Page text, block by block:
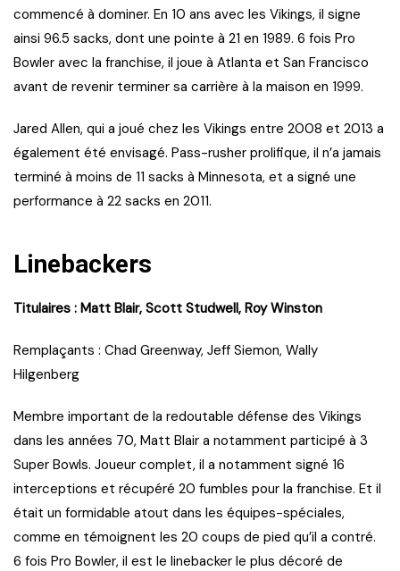
commencé à dominer. En 10 ans avec les Vikings, il signe
ainsi 96.5 sacks, dont une pointe à 21 en 1989. 6 fois Pro
Bowler avec la franchise, il joue à Atlanta et San Francisco
avant de revenir terminer sa carrière à la maison en 1999.
Jared Allen, qui a joué chez les Vikings entre 2008 et 2013 a
également été envisagé. Pass-rusher prolifique, il n’a jamais
terminé à moins de 11 sacks à Minnesota, et a signé une
performance à 22 sacks en 2011.
Linebackers
Titulaires : Matt Blair, Scott Studwell, Roy Winston
Remplaçants : Chad Greenway, Jeff Siemon, Wally
Hilgenberg
Membre important de la redoutable défense des Vikings
dans les années 70, Matt Blair a notamment participé à 3
Super Bowls. Joueur complet, il a notamment signé 16
interceptions et récupéré 20 fumbles pour la franchise. Et il
était un formidable atout dans les équipes-spéciales,
comme en témoignent les 20 coups de pied qu’il a contré.
6 fois Pro Bowler, il est le linebacker le plus décoré de